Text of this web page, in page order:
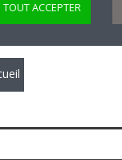
TOUT ACCEPTER